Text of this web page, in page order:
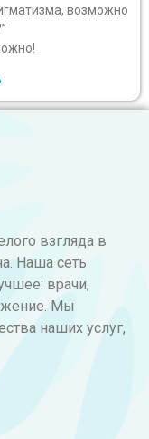
возможно
взгляда в
Наша сеть
врачи,
Мы
наших услуг,